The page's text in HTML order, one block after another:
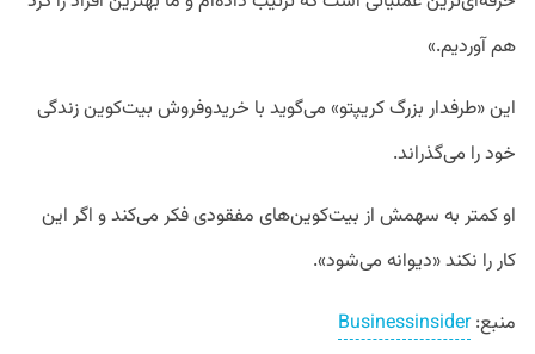
هم آوردیم.»
این «طرفدار بزرگ کریپتو» می‌گوید با خریدوفروش بیت‌کوین زندگی
خود را می‌گذراند.
او کمتر به سهمش از بیت‌کوین‌های مفقودی فکر می‌کند و اگر این
کار را نکند «دیوانه می‌شود».
منبع:Businessinsider